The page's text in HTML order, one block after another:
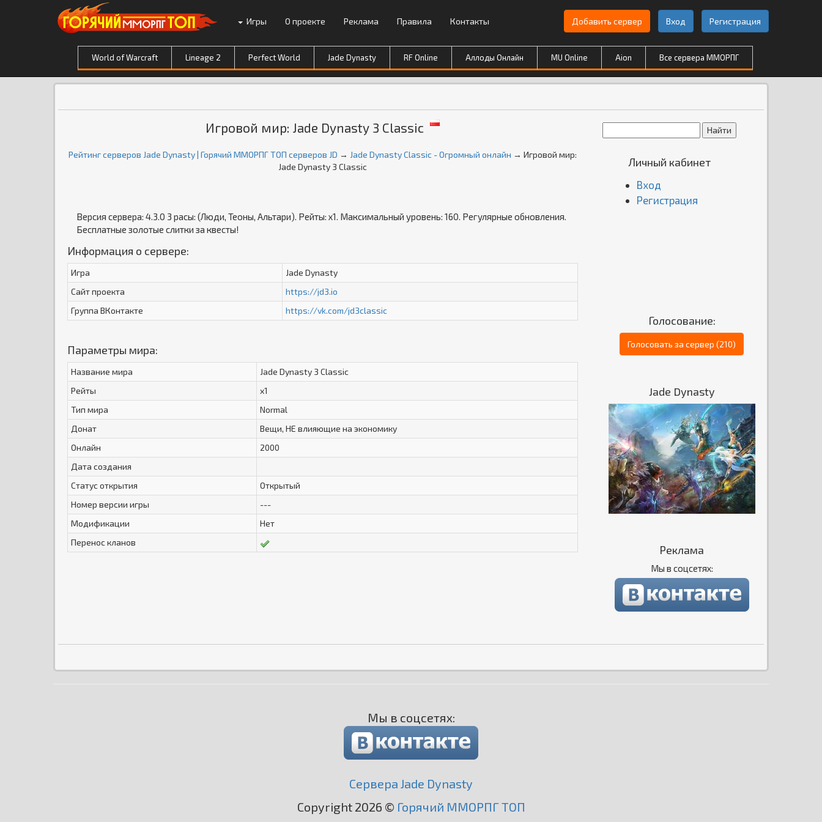
Игры О проекте Реклама Правила Контакты Добавить сервер Вход Регистрация
World of Warcraft Lineage 2 Perfect World Jade Dynasty RF Online Аллоды Онлайн MU Online Aion Все сервера ММОРПГ
Игровой мир: Jade Dynasty 3 Classic
Рейтинг серверов Jade Dynasty | Горячий ММОРПГ ТОП серверов JD → Jade Dynasty Classic - Огромный онлайн → Игровой мир:
Jade Dynasty 3 Classic
Версия сервера: 4.3.0 3 расы: (Люди, Теоны, Альтари). Рейты: х1. Максимальный уровень: 160. Регулярные обновления.
Бесплатные золотые слитки за квесты!
Информация о сервере:
Игра
Jade Dynasty
Сайт проекта
https://jd3.io
Группа ВКонтакте
https://vk.com/jd3classic
Параметры мира:
Название мира
Jade Dynasty 3 Classic
Рейты
x1
Тип мира
Normal
Донат
Вещи, НЕ влияющие на экономику
Онлайн
2000
Дата создания
Статус открытия
Открытый
Номер версии игры
---
Модификации
Нет
Перенос кланов
Личный кабинет
Вход
Регистрация
Голосование:
Голосовать за сервер (210)
Jade Dynasty
Реклама
Мы в соцсетях:
Мы в соцсетях:
Сервера Jade Dynasty
Copyright 2026 © Горячий ММОРПГ ТОП